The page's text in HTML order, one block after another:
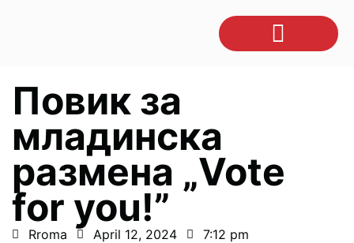
Повик за
младинска
размена „Vote
for you!”
Rroma April 12, 2024 7:12 pm